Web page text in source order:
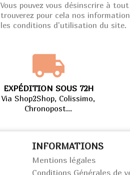
Vous pouvez vous désinscrire à
trouverez pour cela nos
les conditions d'utilisation du site.
EXPÉDITION SOUS 72H
Via Shop2Shop, Colissimo,
Chronopost...
INFORMATIONS
Mentions légales
Conditions Générales de